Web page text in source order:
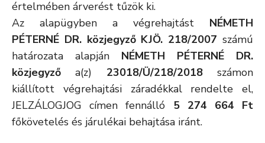
értelmében árverést tűzök ki.
Az alapügyben a végrehajtást NÉMETH
PÉTERNÉ DR. közjegyző KJÖ. 218/2007 számú
határozata alapján NÉMETH PÉTERNÉ DR.
közjegyző a(z) 23018/Ü/218/2018számon
kiállított végrehajtási záradékkal rendelte el,
JELZÁLOGJOG címen fennálló 5 274 664 Ft
főkövetelés és járulékai behajtása iránt.